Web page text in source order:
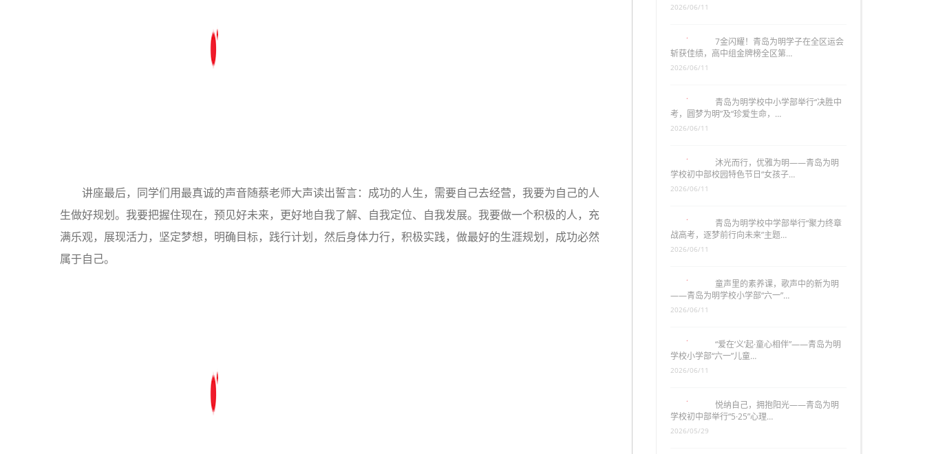
讲座最后，同学们用最真诚的声音随蔡老师大声读出誓言：成功的人生，需要自己去经营，我要为自己的人
生做好规划。我要把握住现在，预见好未来，更好地自我了解、自我定位、自我发展。我要做一个积极的人，充
满乐观，展现活力，坚定梦想，明确目标，践行计划，然后身体力行，积极实践，做最好的生涯规划，成功必然
属于自己。
2026/06/11
7金闪耀！青岛为明学子在全区运会
斩获佳绩，高中组金牌榜全区第…
2026/06/11
青岛为明学校中小学部举行“决胜中
考，圆梦为明”及“珍爱生命，…
2026/06/11
沐光而行，优雅为明——青岛为明
学校初中部校园特色节日“女孩子…
2026/06/11
青岛为明学校中学部举行“聚力终章
战高考，逐梦前行向未来”主题…
2026/06/11
童声里的素养课，歌声中的新为明
——青岛为明学校小学部“六一”…
2026/06/11
“爱在‘义’起·童心相伴”——青岛为明
学校小学部“六一”儿童…
2026/06/11
悦纳自己，拥抱阳光——青岛为明
学校初中部举行“5·25”心理…
2026/05/29